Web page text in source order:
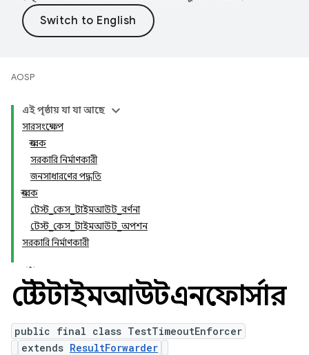
AOSP
এই পৃষ্ঠায় যা যা আছে
সারসংক্ষেপ
ধ্রুবক
সরকারি নির্মাণকারী
জনসাধারণের পদ্ধতি
ধ্রুবক
টেস্ট_কেস_টাইমআউট_বর্ণনা
টেস্ট_কেস_টাইমআউট_অপশন
সরকারি নির্মাণকারী
টেস্টটাইমআউটএনফোর্সার
public final class TestTimeoutEnforcer
extends ResultForwarder